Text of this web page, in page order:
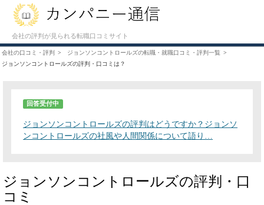
会社の評判が見られる転職口コミサイト
会社の口コミ・評判
ジョンソンコントロールズの転職・就職口コミ・評判一覧
ジョンソンコントロールズの評判・口コミは？
回答受付中
ジョンソンコントロールズの評判はどうですか？ジョンソ
ンコントロールズの社風や人間関係について語り…
ジョンソンコントロールズの評判・口
コミ